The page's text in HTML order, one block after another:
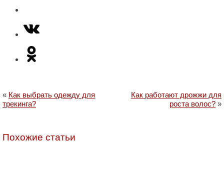
« Как выбрать одежду для
трекинга?
Как работают дрожжи для
роста волос? »
Похожие статьи